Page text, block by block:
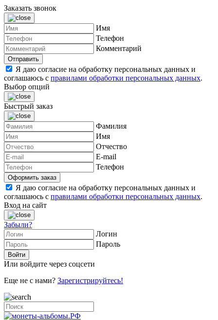
Заказать звонок
Имя
Телефон
Комментарий
Я даю согласие на обработку персональных данных и
соглашаюсь с правилами обработки персональных данных.
Выбор опций
Быстрый заказ
Фамилия
Имя
Отчество
E-mail
Телефон
Я даю согласие на обработку персональных данных и
соглашаюсь с правилами обработки персональных данных.
Вход на сайт
Забыли?
Логин
Пароль
Или войдите через соцсети
Еще не с нами? Зарегистрируйтесь!